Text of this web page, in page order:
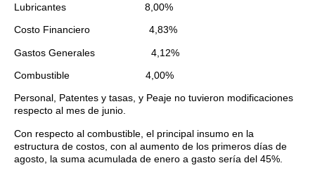
Lubricantes 8,00%
Costo Financiero 4,83%
Gastos Generales 4,12%
Combustible 4,00%
Personal, Patentes y tasas, y Peaje no tuvieron modificaciones
respecto al mes de junio.
Con respecto al combustible, el principal insumo en la
estructura de costos, con al aumento de los primeros días de
agosto, la suma acumulada de enero a gasto sería del 45%.